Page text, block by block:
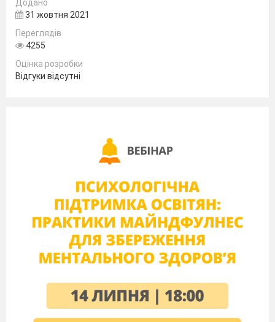
Додано
31 жовтня 2021
Переглядів
4255
Оцінка розробки
Відгуки відсутні